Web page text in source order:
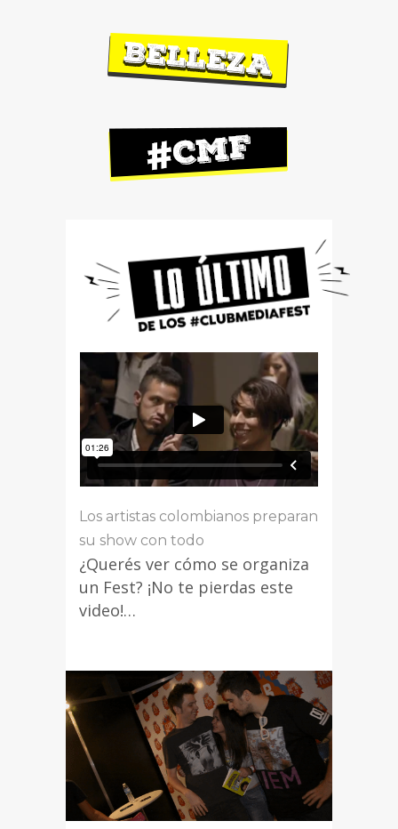
Los artistas colombianos preparan
su show con todo
¿Querés ver cómo se organiza
un Fest? ¡No te pierdas este
video!…